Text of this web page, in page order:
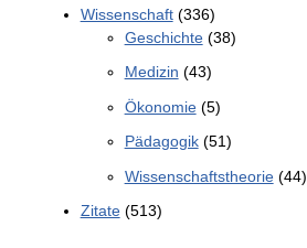
Wissenschaft(336)
Geschichte(38)
Medizin (43)
Ökonomie(5)
Pädagogik(51)
Wissenschaftstheorie(44)
Zitate(513)